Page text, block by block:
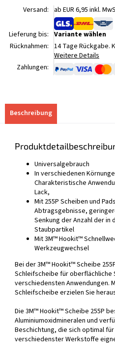
Versand: ab EUR 6,95 inkl.
Lieferung bis: Variante wählen
Rücknahmen: 14 Tage Rückgabe.
Weitere Details
Zahlungen:
Beschreibung
Universalgebrauch
In verschiedenen
Charakteristische
Lack,
Mit 255P Scheiben und
Abtragsgebnisse,
Senkung der Anzahl der in
Staubpartikel
Mit 3M™ Hookit™
Werkzeugwechsel
Bei der 3M™ Hookit™ Scheibe
Schleifscheibe für oberflächliche
verschiedensten Anwendungen.
Schleifscheibe erzielen Sie
Die 3M™ Hookit™ Scheibe 255P
Aluminiumoxidmineralen und
Beschichtung, die sich optimal
verschiedenster Werkstoffe